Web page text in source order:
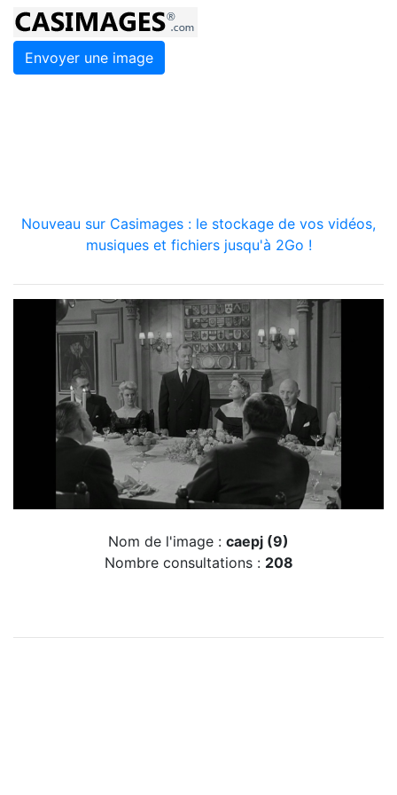
Envoyer une image
Nouveau sur Casimages : le stockage de vos vidéos,
musiques et fichiers jusqu'à 2Go !
Nom de l'image : caepj (9)
Nombre consultations : 208